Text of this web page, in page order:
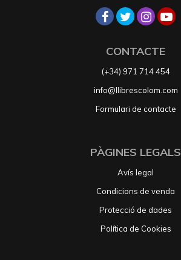
CONTACTE
(+34) 971 714 454
info@llibrescolom.com
Formulari de contacte
PÀGINES LEGALS
Avís legal
Condicions de venda
Protecció de dades
Política de Cookies